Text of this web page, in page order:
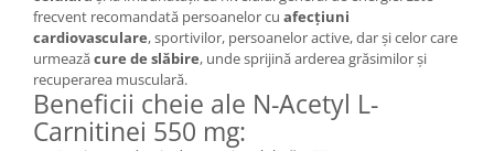
Cacao
frecvent recomandată persoanelor cu afecțiuni
cardiovasculare, sportivilor, persoanelor active, dar și celor care
urmeazăcure de slăbire, unde sprijină arderea grăsimilor și
recuperarea musculară.
Beneficii cheie ale N-Acetyl L-
Carnitinei 550 mg: